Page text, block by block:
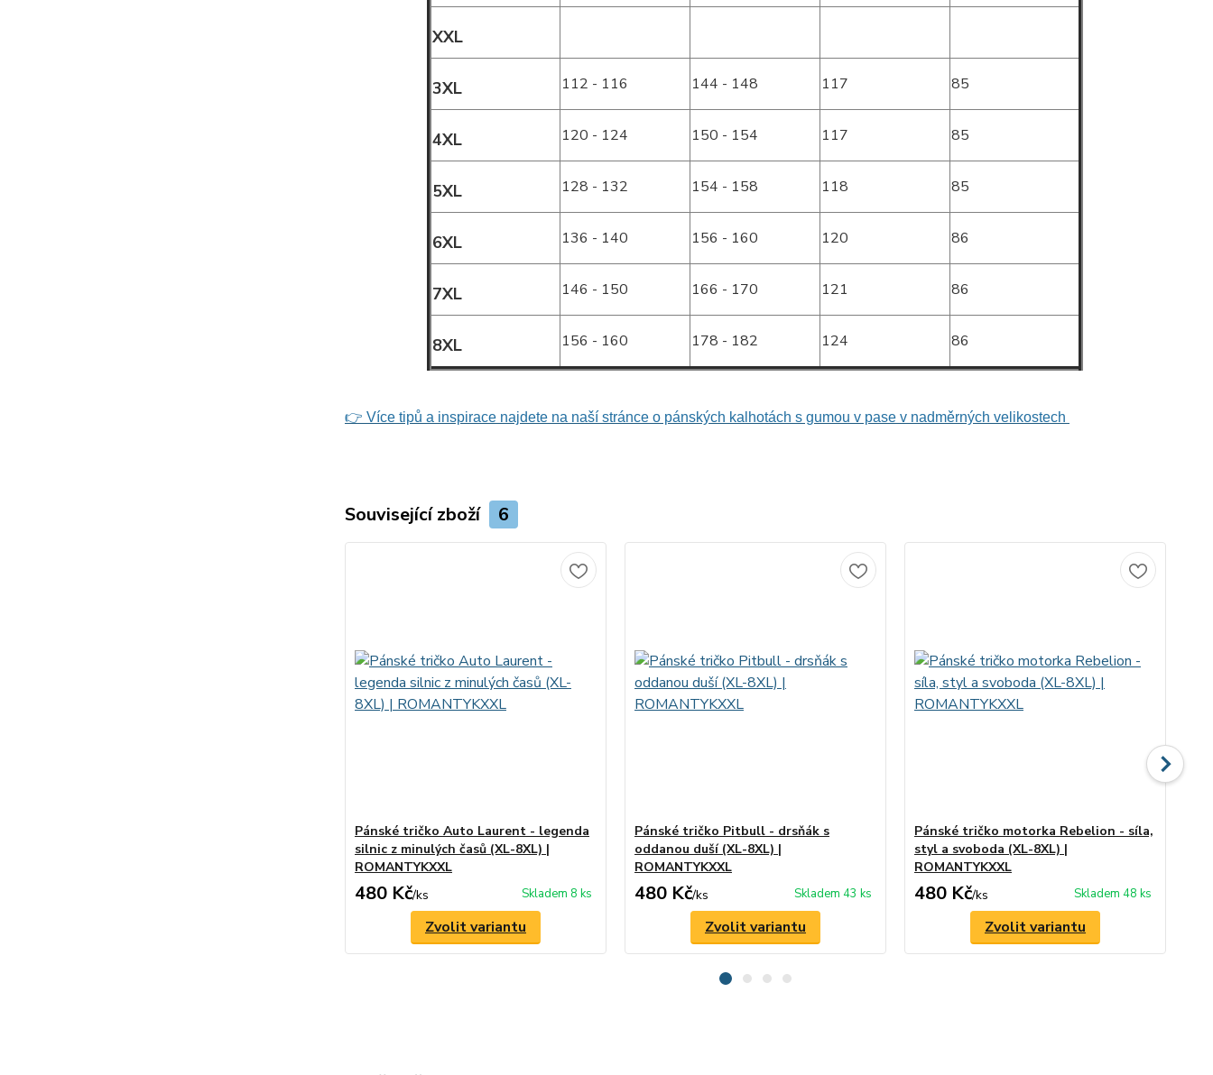
XXL
3XL 112 - 116 144 - 148 117 85
4XL 120 - 124 150 - 154 117 85
5XL 128 - 132 154 - 158 118 85
6XL 136 - 140 156 - 160 120 86
7XL 146 - 150 166 - 170 121 86
8XL 156 - 160 178 - 182 124 86
👉 Více tipů a inspirace najdete na naší stránce o pánských kalhotách s gumou v pase v nadměrných velikostech
Související zboží 6
Pánské tričko Auto Laurent - legenda
silnic z minulých časů (XL-8XL) |
ROMANTYKXXL
480 Kč/ks Skladem 8 ks
Zvolit variantu
Pánské tričko Pitbull - drsňák s
oddanou duší (XL-8XL) |
ROMANTYKXXL
480 Kč/ks Skladem 43 ks
Zvolit variantu
Pánské tričko motorka Rebelion - síla,
styl a svoboda (XL-8XL) |
ROMANTYKXXL
480 Kč/ks Skladem 48 ks
Zvolit variantu